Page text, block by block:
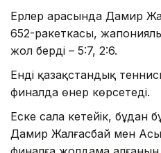
Ерлер арасында Дамир
652-ракеткасы,
жол берді – 5:7, 2:6.
Енді қазақстандық
финалда өнер көрсетеді.
Еске сала кетейік, бұдан
Дамир Жалғасбай мен